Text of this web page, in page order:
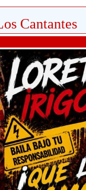
Cantantes